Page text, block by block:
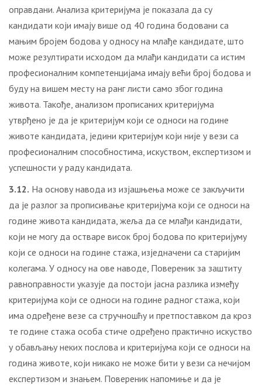
оправдани. Анализа критеријума је показала да су
кандидати који имају више од 40 година бодовани са
мањим бројем бодова у односу на млађе кандидате, што
може резултирати исходом да млађи кандидати са истим
професионалним компетенцијама имају већи број бодова и
буду на вишем месту на ранг листи само због година
живота. Такође, анализом прописаних критеријума
утврђено је да је критеријум који се односи на године
животе кандидата, једини критеријум који није у вези са
професионалним способностима, искуством, експертизом и
успешности у раду кандидата.
3.12. На основу навода из изјашњења може се закључити
да је разлог за прописивање критеријума који се односи на
године живота кандидата, жеља да се млађи кандидати,
који не могу да остваре висок број бодова по критеријуму
који се односи на године стажа, изједначени са старијим
колегама. У односу на ове наводе, Повереник за заштиту
равноправности указује да постоји јасна разлика између
критеријума који се односи на године радног стажа, који
има одређене везе са стручношћу и претпоставком да кроз
те године стажа особа стиче одређено практично искуство
у обављању неких послова и критеријума који се односи на
година животе, који никако не може бити у вези са нечијом
експертизом и знањем. Повереник напомиње и да је